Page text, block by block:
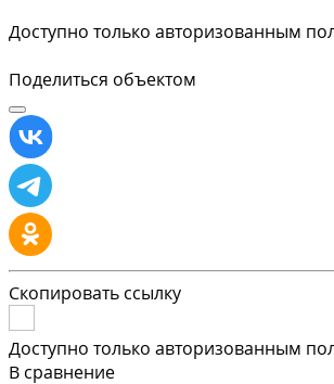
Доступно только авторизованным
Поделиться объектом
Скопировать ссылку
Доступно только авторизованным
В сравнение